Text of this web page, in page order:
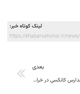
لینک کوتاه خبر:
https://khabarvahonar.ir/
بعدی
جشن حذف مدارس کانکسی در خراسان جنوبی برگزار می‌شود